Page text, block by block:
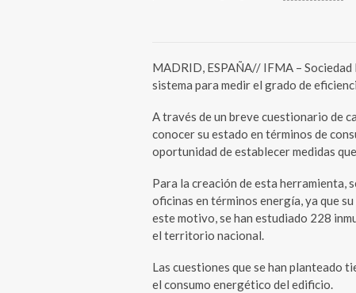
MADRID, ESPAÑA// IFMA –
sistema para medir el grado de
A través de un breve cuestionario de
conocer su estado en términos de
oportunidad de establecer medidas
Para la creación de esta herramienta,
oficinas en términos energía, ya que
este motivo, se han estudiado 228
el territorio nacional.
Las cuestiones que se han planteado
el consumo energético del edificio.